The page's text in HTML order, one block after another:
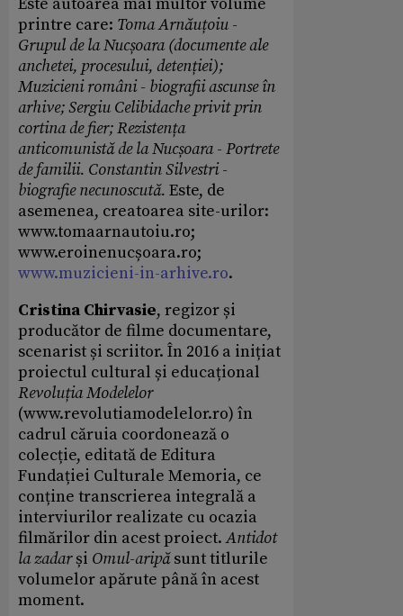
printre care: Toma Arnăuțoiu -
Grupul de la Nucșoara (documente ale
anchetei, procesului, detenției);
Muzicieni români - biografii ascunse în
arhive; Sergiu Celibidache privit prin
cortina de fier; Rezistența
anticomunistă de la Nucșoara - Portrete
de familii. Constantin Silvestri -
biografie necunoscută. Este, de
asemenea, creatoarea site-urilor:
www.tomaarnautoiu.ro;
www.eroinenucșoara.ro;
www.muzicieni-in-arhive.ro.
Cristina Chirvasie, regizor și
producător de filme documentare,
scenarist și scriitor. În 2016 a inițiat
proiectul cultural și educațional
Revoluția Modelelor
(www.revolutiamodelelor.ro) în
cadrul căruia coordonează o
colecție, editată de Editura
Fundației Culturale Memoria, ce
conține transcrierea integrală a
interviurilor realizate cu ocazia
filmărilor din acest proiect.Antidot
la zadarși Omul-aripăsunt titlurile
volumelor apărute până în acest
moment.